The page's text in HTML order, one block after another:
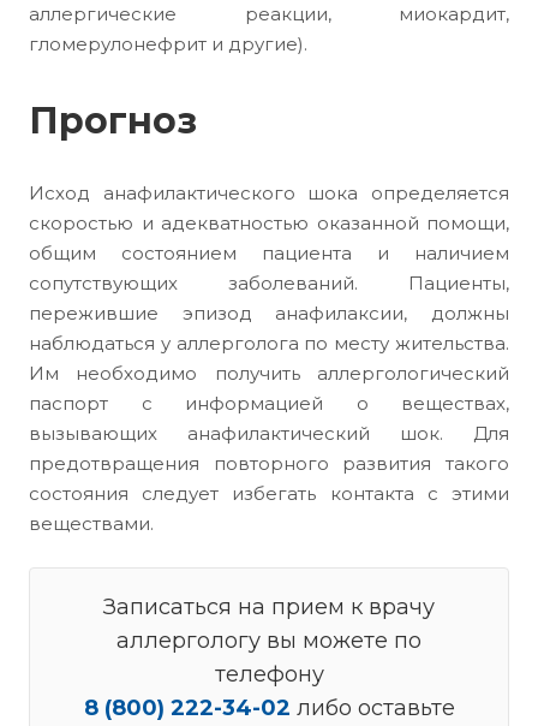
аллергические реакции, миокардит,
гломерулонефрит и другие).
Прогноз
Исход анафилактического шока определяется
скоростью и адекватностью оказанной помощи,
общим состоянием пациента и наличием
сопутствующих заболеваний. Пациенты,
пережившие эпизод анафилаксии, должны
наблюдаться у аллерголога по месту жительства.
Им необходимо получить аллергологический
паспорт с информацией о веществах,
вызывающих анафилактический шок. Для
предотвращения повторного развития такого
состояния следует избегать контакта с этими
веществами.
Записаться на прием к врачу
аллергологу вы можете по
телефону
8 (800) 222-34-02 либо оставьте